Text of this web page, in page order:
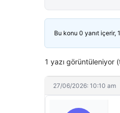
Bu konu 0 yanıt içerir,
1 yazı görüntüleniyor
27/06/2026: 10:10 am